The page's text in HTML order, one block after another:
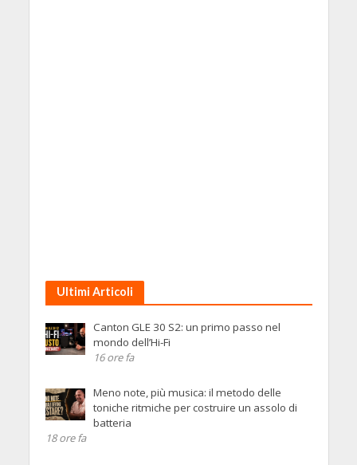
Ultimi Articoli
Canton GLE 30 S2: un primo passo nel
mondo dell’Hi-Fi
16 ore fa
Meno note, più musica: il metodo delle
toniche ritmiche per costruire un assolo di
batteria
18 ore fa